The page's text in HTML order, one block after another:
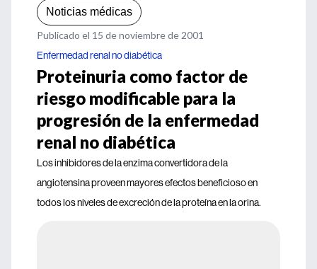
Noticias médicas
Publicado el 15 de noviembre de 2001
Enfermedad renal no diabética
Proteinuria como factor de
riesgo modificable para la
progresión de la enfermedad
renal no diabética
Los inhibidores de la enzima convertidora de la
angiotensina proveen mayores efectos beneficioso en
todos los niveles de excreción de la proteína en la orina.